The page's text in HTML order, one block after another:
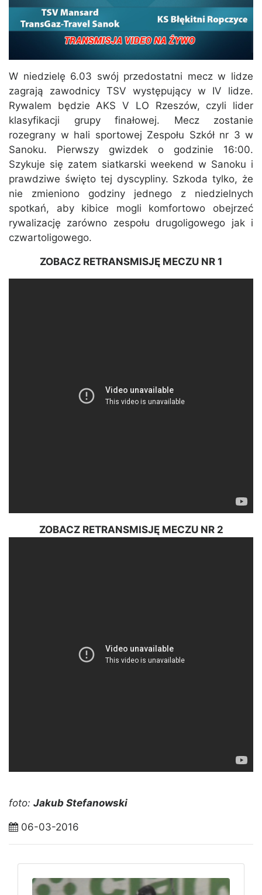
W niedzielę 6.03 swój przedostatni mecz w lidze
zagrają zawodnicy TSV występujący w IV lidze.
Rywalem będzie AKS V LO Rzeszów, czyli lider
klasyfikacji grupy finałowej. Mecz zostanie
rozegrany w hali sportowej Zespołu Szkół nr 3 w
Sanoku. Pierwszy gwizdek o godzinie 16:00.
Szykuje się zatem siatkarski weekend w Sanoku i
prawdziwe święto tej dyscypliny. Szkoda tylko, że
nie zmieniono godziny jednego z niedzielnych
spotkań, aby kibice mogli komfortowo obejrzeć
rywalizację zarówno zespołu drugoligowego jak i
czwartoligowego.
ZOBACZ RETRANSMISJĘ MECZU NR 1
ZOBACZ RETRANSMISJĘ MECZU NR 2
foto: Jakub Stefanowski
06-03-2016